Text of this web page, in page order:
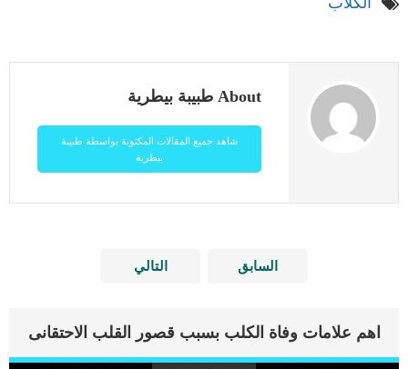
About طبيبة بيطرية
شاهد جميع المقالات المكتوبة بواسطة طبيبة
بيطرية
السابق التالي
اهم علامات وفاة الكلب بسبب قصور القلب الاحتقانى